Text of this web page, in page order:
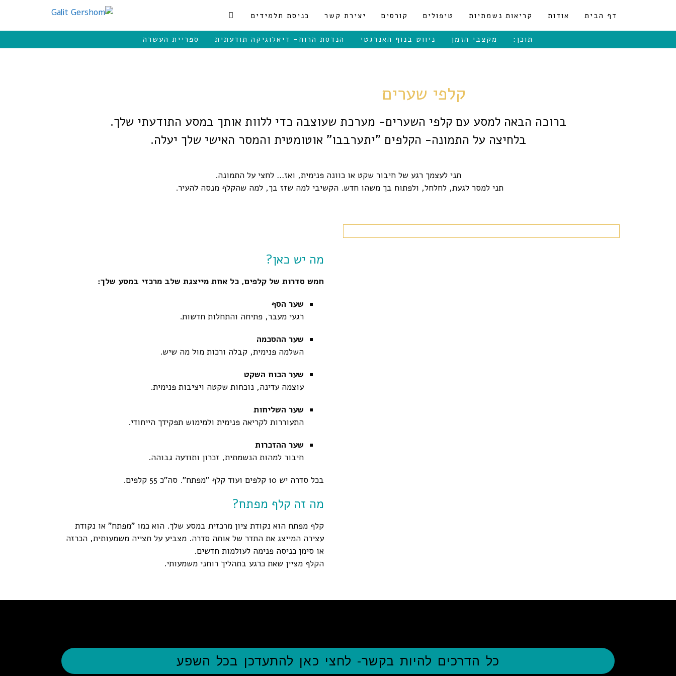
דף הבית אודות קריאות נשמתיות טיפולים קורסים יצירת קשר כניסת תלמידים
תוכן: מקצבי הזמן ניווט בנוף האנרגטי הנדסת הרוח- דיאלוגיקה תודעתית ספריית העשרה
קלפי שערים
ברוכה הבאה למסע עם קלפי השערים- מערכת שעוצבה כדי ללוות אותך במסע התודעתי שלך.
בלחיצה על התמונה- הקלפים "יתערבבו" אוטומטית והמסר האישי שלך יעלה.
תני לעצמך רגע של חיבור שקט או כוונה פנימית, ואז… לחצי על התמונה.
תני למסר לגעת, לחלחל, ולפתוח בך משהו חדש. הקשיבי למה שזז בך, למה שהקלף מנסה להעיר.
מה יש כאן?
חמש סדרות של קלפים, כל אחת מייצגת שלב מרכזי במסע שלך:
שער הסף
רגעי מעבר, פתיחה והתחלות חדשות.
שער ההסכמה
השלמה פנימית, קבלה ורכות מול מה שיש.
שער הכוח השקט
עוצמה עדינה, נוכחות שקטה ויציבות פנימית.
שער השליחות
התעוררות לקריאה פנימית ולמימוש תפקידך הייחודי.
שער ההזכרות
חיבור למהות הנשמתית, זכרון ותודעה גבוהה.
בכל סדרה יש 10 קלפים ועוד קלף "מפתח". סה"כ 55 קלפים.
מה זה קלף מפתח?
קלף מפתח הוא נקודת ציון מרכזית במסע שלך. הוא כמו "מפתח" או נקודת
עצירה המייצג את התדר של אותה סדרה. מצביע על חצייה משמעותית, הכרזה
או סימן כניסה פנימה לעולמות חדשים.
הקלף מציין שאת כרגע בתהליך רוחני משמעותי.
כל הדרכים להיות בקשר- לחצי כאן להתעדכן בכל השפע